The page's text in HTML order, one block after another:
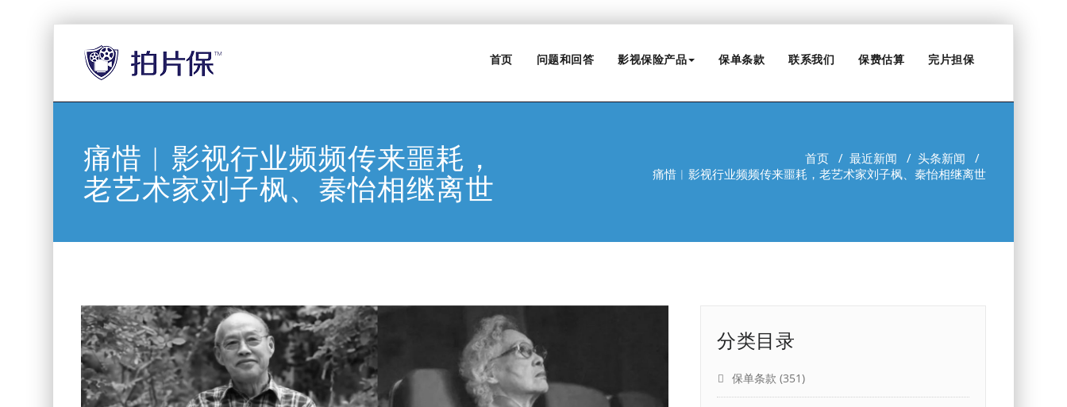
首页 问题和回答 影视保险产品 保单条款 联系我们 保费估算 完片担保
痛惜︱影视行业频频传来噩耗，
老艺术家刘子枫、秦怡相继离世
首页 / 最近新闻 / 头条新闻 /
痛惜︱影视行业频频传来噩耗，老艺术家刘子枫、秦怡相继离世
分类目录
保单条款 (351)